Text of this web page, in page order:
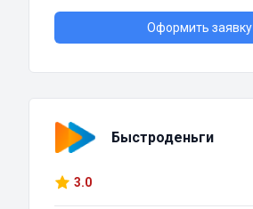
Оформить заявку
Быстроденьги
3.0